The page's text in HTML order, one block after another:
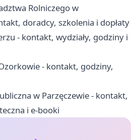
Rolniczego w
doradcy, szkolenia i dopłaty
- kontakt, wydziały, godziny i
- kontakt, godziny,
w Parzęczewie - kontakt,
i e-booki